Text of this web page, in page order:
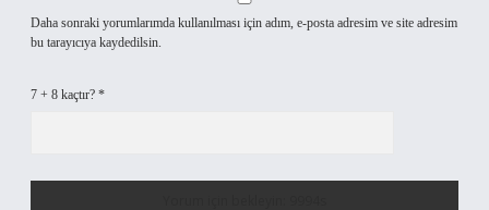
Daha sonraki yorumlarımda kullanılması için adım, e-posta adresim ve site adresim
bu tarayıcıya kaydedilsin.
7 + 8 kaçtır? *